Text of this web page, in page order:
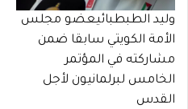
وليد الطبطبائيعضو مجلس
الأمة الكويتي سابقا ضمن
مشاركته في المؤتمر
الخامس لبرلمانيون لأجل
القدس